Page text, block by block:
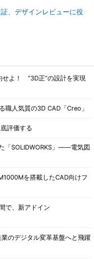
、デザインレビューに役
せよ！ “3D正”の設計を実現
職人気質の3D CAD「Creo」
評価する
「SOLIDWORKS」――電気図
を搭載したCAD向けフ
で、新アドイン
のデジタル変革基盤へと飛躍